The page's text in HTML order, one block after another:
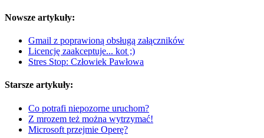
Nowsze artykuły:
Gmail z poprawioną obsługą załączników
Licencję zaakceptuje... kot ;)
Stres Stop: Człowiek Pawłowa
Starsze artykuły:
Co potrafi niepozorne uruchom?
Z mrozem też można wytrzymać!
Microsoft przejmie Operę?